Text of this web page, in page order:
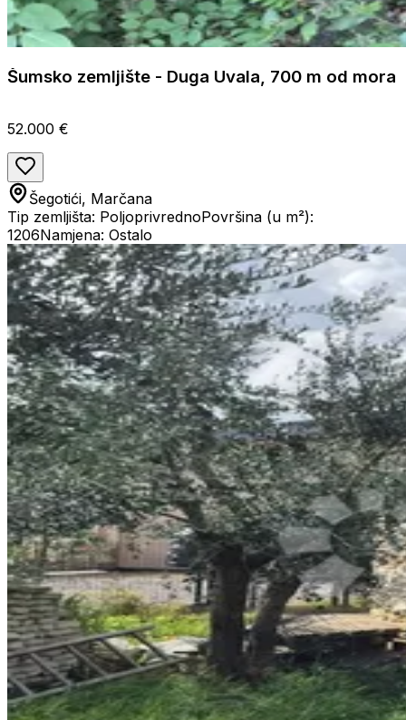
Šumsko zemljište - Duga Uvala, 700 m od mora
52.000 €
Šegotići, Marčana
Tip zemljišta: PoljoprivrednoPovršina (u m²):
1206Namjena: Ostalo